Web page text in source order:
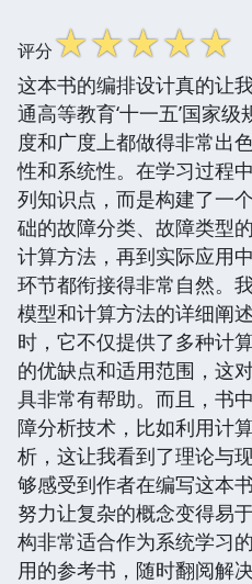
评分☆☆☆☆☆
这本书的编排设计真的让
通高等教育‘十一五’国家
度和广度上都做得非常出
性和系统性。在学习过程
列知识点，而是构建了一
础的故障分类、故障类型
计算方法，再到实际应用
环节都衔接得非常自然。
模型和计算方法的详细阐
时，它不仅提供了多种计
的优缺点和适用范围，这
具非常有帮助。而且，书
障分析技术，比如利用计
析，这让我看到了理论与
够感受到作者在编写这本
努力让复杂的概念变得易
构非常适合作为系统学习
用的参考书，随时翻阅解